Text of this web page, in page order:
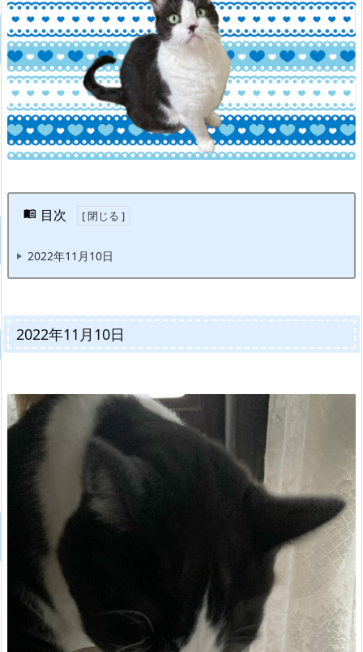
目次
2022年11月10日
2022年11月10日